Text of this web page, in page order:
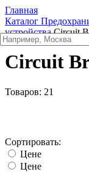
Главная
Каталог
устройства Circuit
Circuit
Товаров: 21
Сортировать:
Цене
Цене